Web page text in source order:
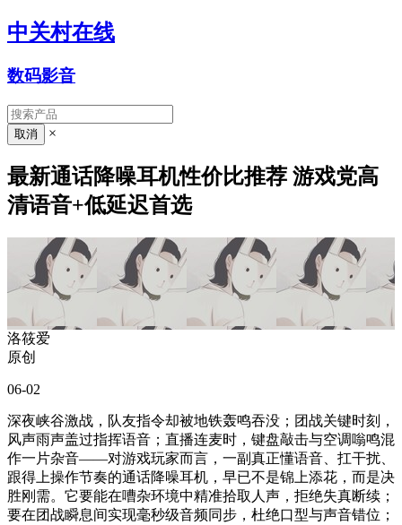
中关村在线
数码影音
×
最新通话降噪耳机性价比推荐 游戏党高
清语音+低延迟首选
洛筱爱
原创
06-02
深夜峡谷激战，队友指令却被地铁轰鸣吞没；团战关键时刻，
风声雨声盖过指挥语音；直播连麦时，键盘敲击与空调嗡鸣混
作一片杂音——对游戏玩家而言，一副真正懂语音、扛干扰、
跟得上操作节奏的通话降噪耳机，早已不是锦上添花，而是决
胜刚需。它要能在嘈杂环境中精准拾取人声，拒绝失真断续；
要在团战瞬息间实现毫秒级音频同步，杜绝口型与声音错位；